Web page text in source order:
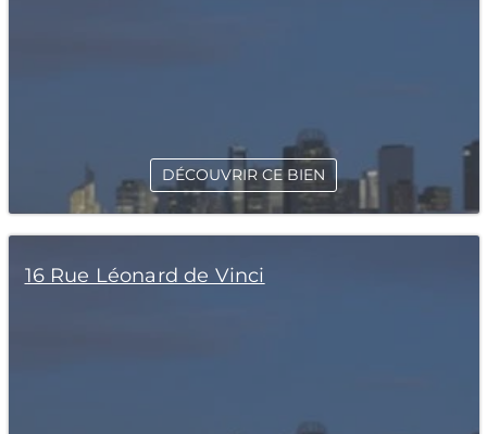
DÉCOUVRIR CE BIEN
16 Rue Léonard de Vinci